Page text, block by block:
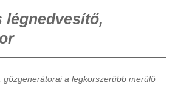
légnedvesítő,
gőzgenerátorai a legkorszerűbb merülő